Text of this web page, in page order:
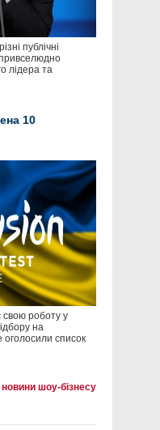
публічні
привселюдно
лідера та
10
свою роботу у
на
список
новини шоу-бізнесу